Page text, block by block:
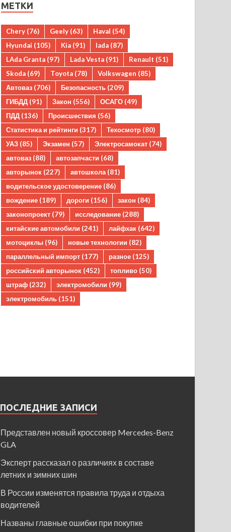
МЕТКИ
Chery (76) Geely (63) Haval (54)
Hyundai (105) Kia (91) lada (87)
LAda Granta (97) Lada Vesta (91) Renault (51)
Skoda (69) Toyota (78) Volkswagen (85)
Автоваз (706) Безопасность (209)
ГИБДД (91) Закон (556) ОСАГО (49)
ПДД (136) Происшествия (56)
Статистика и рейтинги (317) Техосмотр (80)
УАЗ (85) Экзамен (57) Электросамокат (74)
автоваз (88) автозапчасти (68)
авторынок (227) автошкола (81)
водительское удостоверение (86)
вождение (189) дороги (156) закон (84)
законопроект (79) исследование (288)
китайские автомобили (241) лайфхак (642)
мотоциклы (96) новые технологии (82)
параллельный импорт (177) разное (125)
российский авторынок (452) топливо (50)
штраф (232) электромобили (99)
электромобиль (151)
ПОСЛЕДНИЕ ЗАПИСИ
Представлен новый кроссовер Mercedes-Benz
GLA
Эксперт рассказал о различиях в составе
летних и зимних шин
В России изменятся правила труда и отдыха
водителей
Названы главные ошибки при покупке